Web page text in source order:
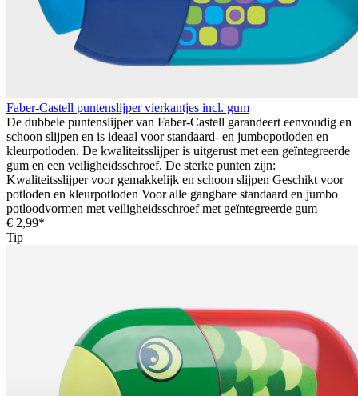
Faber-Castell puntenslijper vierkantjes incl. gum
De dubbele puntenslijper van Faber-Castell garandeert eenvoudig en
schoon slijpen en is ideaal voor standaard- en jumbopotloden en
kleurpotloden. De kwaliteitsslijper is uitgerust met een geïntegreerde
gum en een veiligheidsschroef. De sterke punten zijn:
Kwaliteitsslijper voor gemakkelijk en schoon slijpen Geschikt voor
potloden en kleurpotloden Voor alle gangbare standaard en jumbo
potloodvormen met veiligheidsschroef met geïntegreerde gum
€ 2,99*
Tip